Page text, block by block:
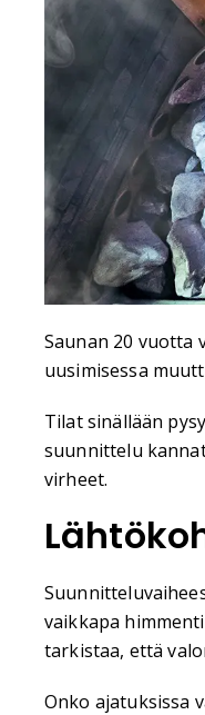
Saunan 20 vuotta
uusimisessa
Tilat sinällään
suunnittelu
virheet.
vaikkapa
tarkistaa, että
Onko ajatuksissa